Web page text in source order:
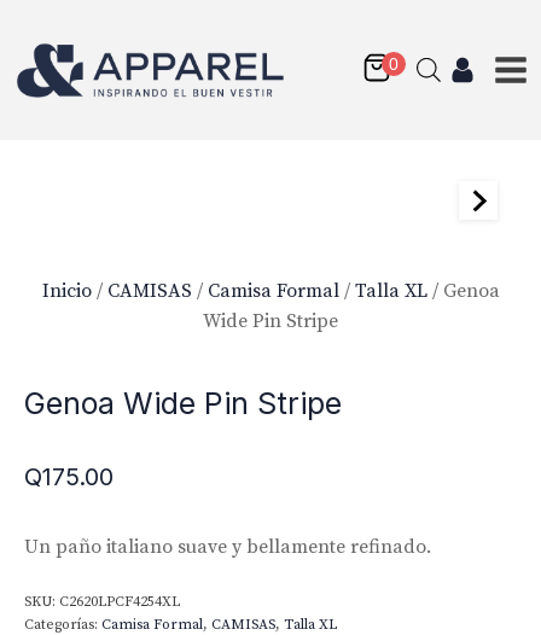
Inicio/ CAMISAS / Camisa Formal/ Talla XL/ Genoa
Wide Pin Stripe
Genoa Wide Pin Stripe
Q175.00
Un paño italiano suave y bellamente refinado.
SKU: C2620LPCF4254XL
Categorías: Camisa Formal, CAMISAS, Talla XL
Q175.00